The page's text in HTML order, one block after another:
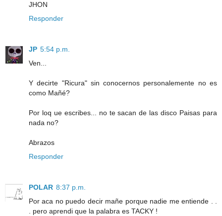
JHON
Responder
JP 5:54 p.m.
Ven...
Y decirte "Ricura" sin conocernos personalemente no es
como Mañé?
Por loq ue escribes... no te sacan de las disco Paisas para
nada no?
Abrazos
Responder
POLAR 8:37 p.m.
Por aca no puedo decir mañe porque nadie me entiende . .
. pero aprendi que la palabra es TACKY !